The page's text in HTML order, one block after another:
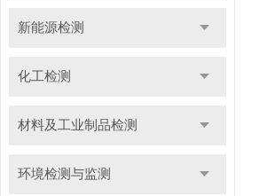
新能源检测
化工检测
材料及工业制品检测
环境检测与监测